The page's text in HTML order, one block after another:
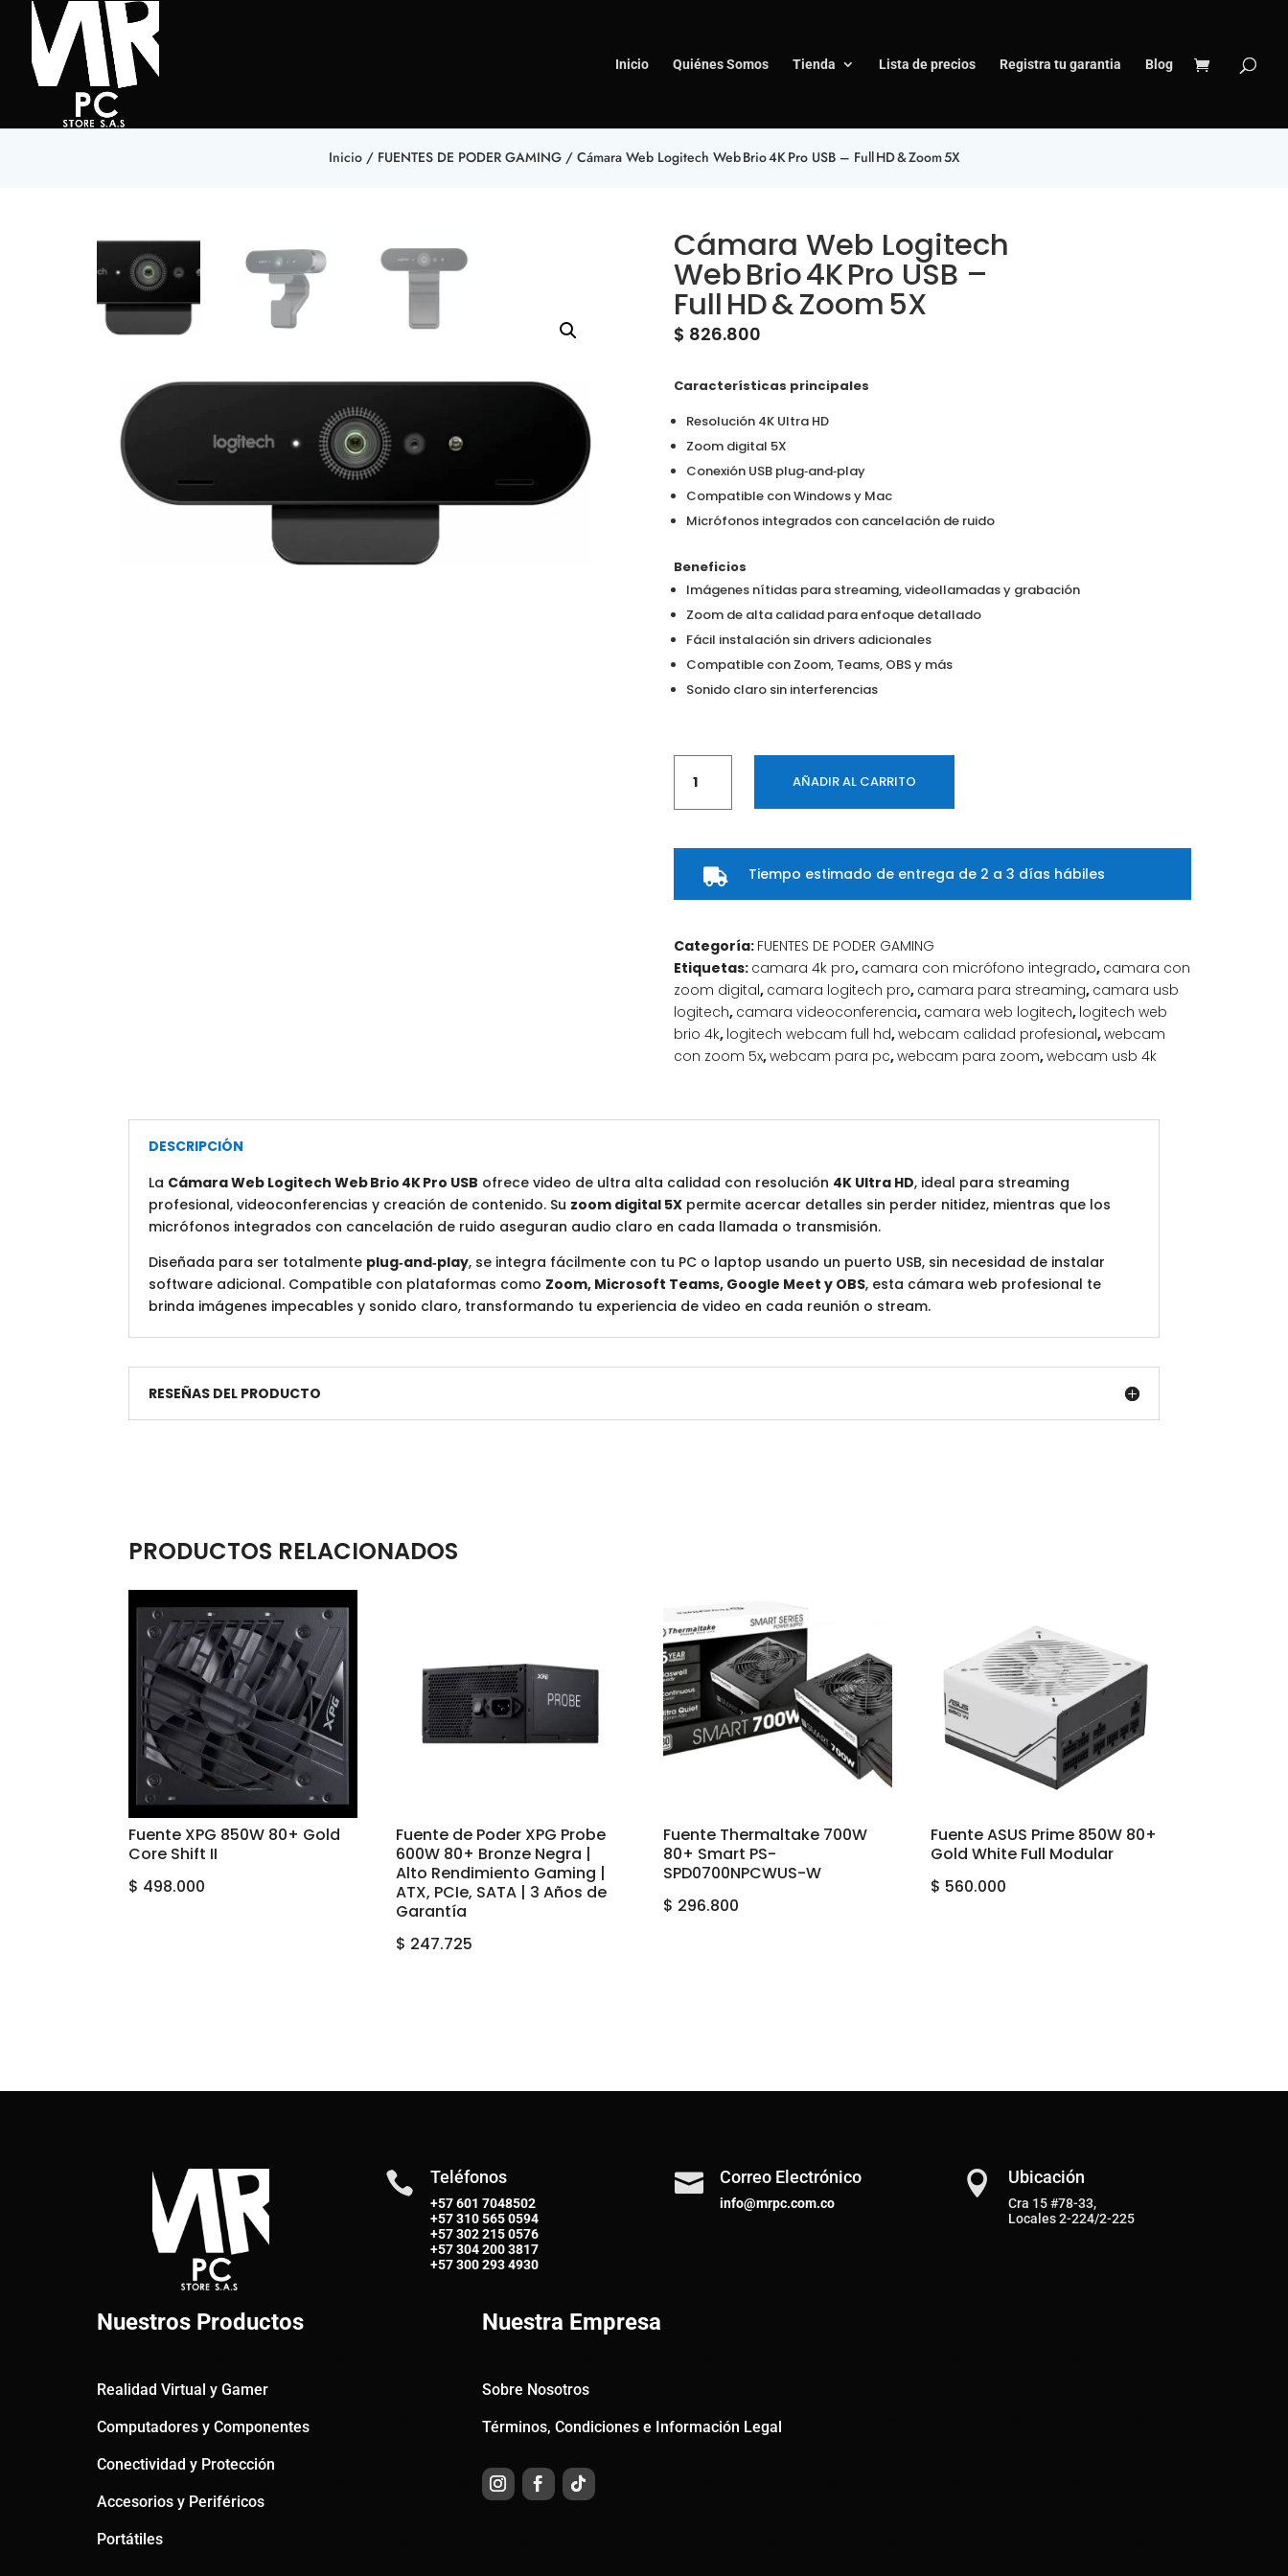
Inicio Quiénes Somos Tienda Lista de precios Registra tu garantia Blog
Inicio/ FUENTES DE PODER GAMING/ Cámara Web Logitech Web Brio 4K Pro USB – Full HD & Zoom 5X
Cámara Web Logitech
Web Brio 4K Pro USB –
Full HD & Zoom 5X
$ 826.800
Características principales
Resolución 4K Ultra HD
Zoom digital 5X
Conexión USB plug‑and‑play
Compatible con Windows y Mac
Micrófonos integrados con cancelación de ruido
Beneficios
Imágenes nítidas para streaming, videollamadas y grabación
Zoom de alta calidad para enfoque detallado
Fácil instalación sin drivers adicionales
Compatible con Zoom, Teams, OBS y más
Sonido claro sin interferencias
Web
Logitech
USB
Full HD & Zoom 5X
AÑADIR AL CARRITO
 Tiempo estimado de entrega de 2 a 3 días hábiles
Categoría: FUENTES DE PODER GAMING
Etiquetas: camara 4k pro, camara con micrófono integrado, camara con
zoom digital, camara logitech pro, camara para streaming, camara usb
logitech, camara videoconferencia, camara web logitech, logitech web
brio 4k, logitech webcam full hd,webcam calidad profesional,webcam
con zoom 5x,webcam para pc,webcam para zoom,webcam usb 4k
DESCRIPCIÓN
La Cámara Web Logitech Web Brio 4K Pro USB ofrece video de ultra alta calidad con resolución 4K Ultra HD, ideal para streaming
profesional, videoconferencias y creación de contenido. Su zoom digital 5X permite acercar detalles sin perder nitidez, mientras que los
micrófonos integrados con cancelación de ruido aseguran audio claro en cada llamada o transmisión.
Diseñada para ser totalmente plug‑and‑play, se integra fácilmente con tu PC o laptop usando un puerto USB, sin necesidad de instalar
software adicional. Compatible con plataformas como Zoom, Microsoft Teams, Google Meet y OBS, esta cámara web profesional te
brinda imágenes impecables y sonido claro, transformando tu experiencia de video en cada reunión o stream.
RESEÑAS DEL PRODUCTO
PRODUCTOS RELACIONADOS
Fuente XPG 850W 80+ Gold
Core Shift II
$ 498.000
Fuente de Poder XPG Probe
600W 80+ Bronze Negra |
Alto Rendimiento Gaming |
ATX, PCIe, SATA | 3 Años de
Garantía
$ 247.725
Fuente Thermaltake 700W
80+ Smart PS-
SPD0700NPCWUS-W
$ 296.800
Fuente ASUS Prime 850W 80+
Gold White Full Modular
$ 560.000
 Teléfonos
+57 601 7048502
+57310 565 0594
+57302 215 0576
+57304 200 3817
+57300 293 4930
 Correo Electrónico
info@mrpc.com.co
 Ubicación
Cra 15 #78-33,
Locales 2-224/2-225
Nuestros Productos
Realidad Virtual y Gamer
Computadores y Componentes
Conectividad y Protección
Accesorios y Periféricos
Portátiles
Nuestra Empresa
Sobre Nosotros
Términos, Condiciones e Información Legal